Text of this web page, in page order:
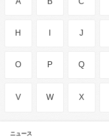
H J
O P Q
V W X
ニュース